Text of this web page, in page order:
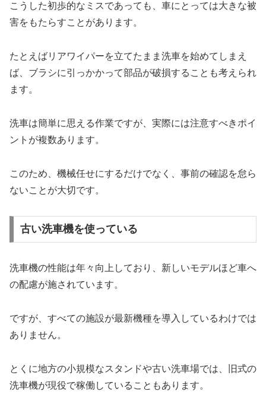
こうした初歩的なミスであっても、車にとっては大きな被
害をもたらすことがあります。
たとえばリアワイパーを立てたまま洗車を始めてしまえ
ば、ブラシに引っかかって部品が破損することも考えられ
ます。
洗車は簡単に思える作業ですが、実際には注意すべきポイ
ントが複数あります。
このため、機械任せにするだけでなく、事前の確認を怠ら
ないことが大切です。
古い洗車機を使っている
洗車機の性能は年々向上しており、新しいモデルほど車へ
の配慮が施されています。
ですが、すべての施設が最新機種を導入しているわけでは
ありません。
とくに地方の小規模なスタンドや古い洗車場では、旧式の
洗車機が現役で稼働していることもあります。